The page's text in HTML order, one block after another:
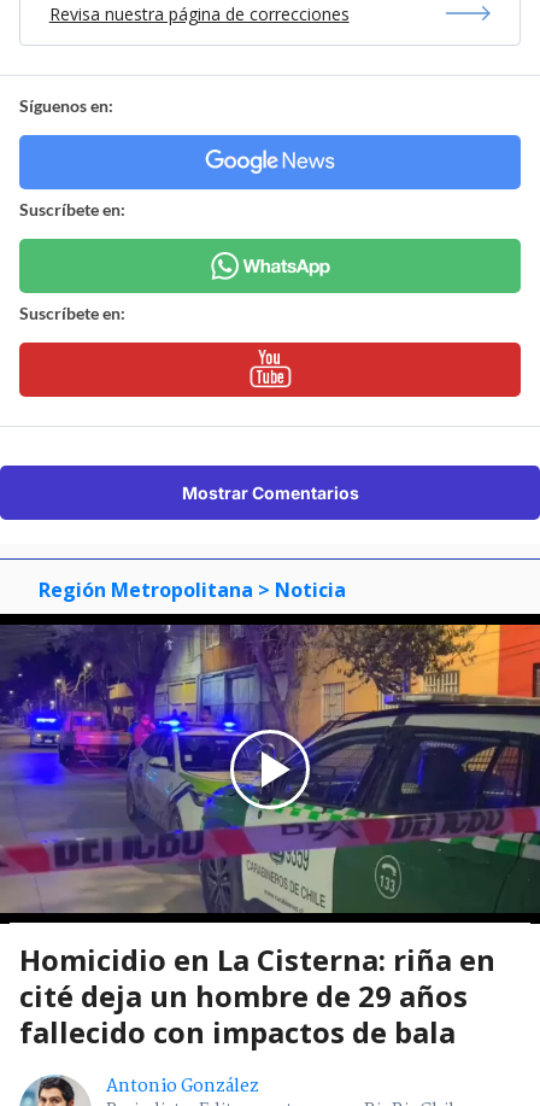
Revisa nuestra página de correcciones
Síguenos en:
Suscríbete en:
Suscríbete en:
Mostrar Comentarios
Región Metropolitana > Noticia
Homicidio en La Cisterna: riña en
cité deja un hombre de 29 años
fallecido con impactos de bala
Antonio González